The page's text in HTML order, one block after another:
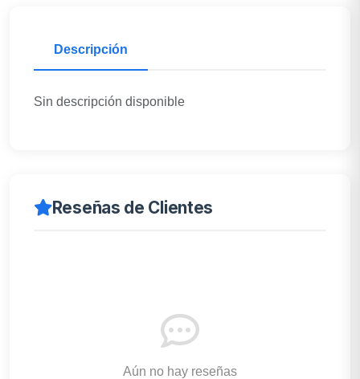
Descripción
Sin descripción disponible
Reseñas de Clientes
Aún no hay reseñas